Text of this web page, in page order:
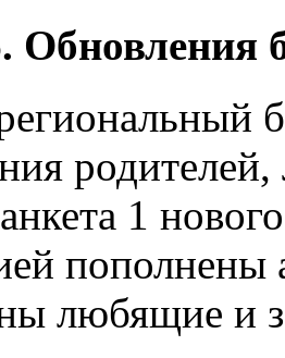
Обновления
1
пополнены
любящие и